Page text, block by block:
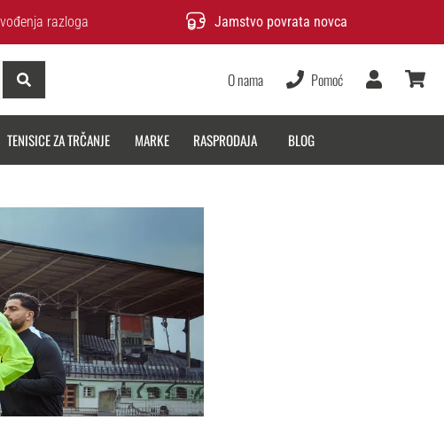
razloga Jamstvo povrata novca
O nama Pomoć
Korisnik
TENISICE ZA TRČANJE MARKE RASPRODAJA BLOG